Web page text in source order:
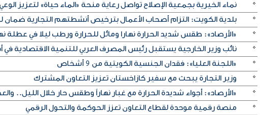
نماء الخيرية بجمعية الإصلاح تواصل رعاية منحة «الماء حياة» لتعزيز الوعي
بلدية الكويت: التزام أصحاب الأعمال بترخيص أنشطتهم التجارية ضمان
«الأرصاد»: طقس شديد الحرارة نهارا ومائل للحرارة ورطب ليلا في عطلة
نائب وزير الخارجية يستقبل رئيس المصرف العربي للتنمية الاقتصادية في
«اللجنة العليا»: فقدان الجنسية الكويتية من 9 أشخاص
وزير التجارة يبحث مع سفير كازاخستان تعزيز التعاون المشترك
«الأرصاد»: أجواء شديدة الحرارة مع غبار نهاراً وطقس حار خلال الليل..
منصة رقمية موحدة لقطاع التعاون تعزز الحوكمة والتحول الرقمي